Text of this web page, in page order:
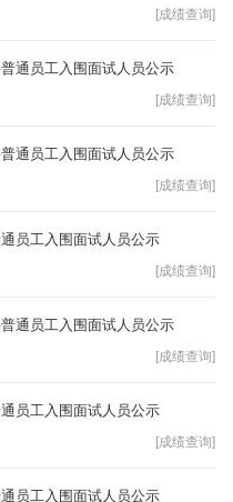
[成绩查询]
通员工入围面试人员公示
[成绩查询]
通员工入围面试人员公示
[成绩查询]
员工入围面试人员公示
[成绩查询]
通员工入围面试人员公示
[成绩查询]
员工入围面试人员公示
[成绩查询]
员工入围面试人员公示